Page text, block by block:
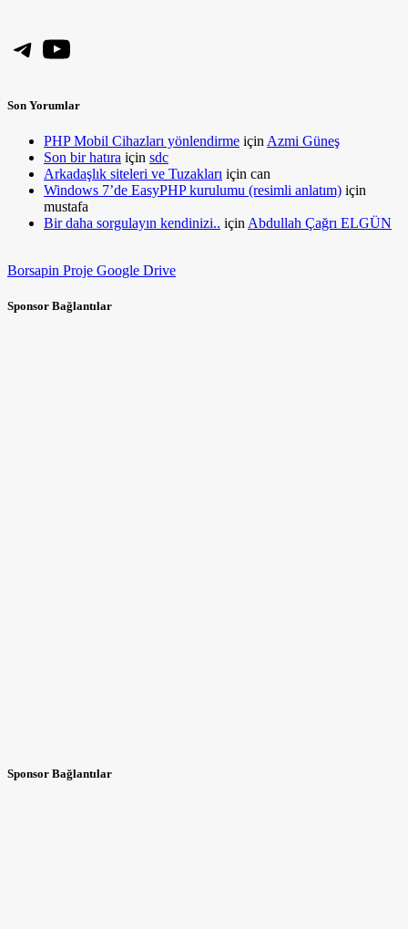
Telegram
YouTube
Son Yorumlar
PHP Mobil Cihazları yönlendirme için Azmi Güneş
Son bir hatıra için sdc
Arkadaşlık siteleri ve Tuzakları için can
Windows 7’de EasyPHP kurulumu (resimli anlatım) için
mustafa
Bir daha sorgulayın kendinizi.. için Abdullah Çağrı ELGÜN
Borsapin Proje Google Drive
Sponsor Bağlantılar
Sponsor Bağlantılar